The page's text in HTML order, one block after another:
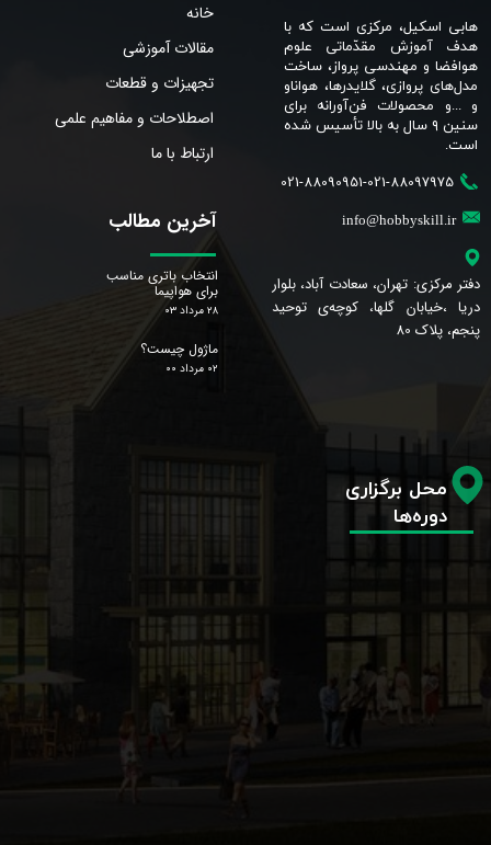
هابی اسکیل، مرکزی است که با
هدف آموزش مقدّماتی علوم
هوافضا و مهندسی پرواز، ساخت
مدل‌های پروازی، گلایدرها، هواناو
و ...و محصولات فن‌آورانه برای
سنین ٩ سال به بالا تأسیس شده
است.​​​​​​​
021-88090951-021-88097975
info@hobbyskill.ir
دفتر مرکزی: تهران، سعادت آباد، بلوار
دریا ،خیابان گلها، کوچه‌ی توحید
پنجم، پلاک 80
خانه
مقالات آموزشی
تجهیزات و قطعات
اصطلاحات و مفاهیم علمی
ارتباط با ما
آخرین مطالب
انتخاب باتری مناسب
برای هواپیما
۲۸ مرداد ۰۳
ماژول چیست؟
۰۲ مرداد ۰۰
محل برگزاری
دوره‌ها